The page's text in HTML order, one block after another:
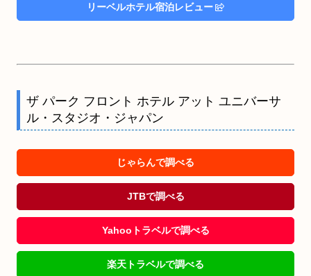
リーベルホテル宿泊レビュー
ザ パーク フロント ホテル アット ユニバーサ
ル・スタジオ・ジャパン
じゃらんで調べる
JTBで調べる
Yahooトラベルで調べる
楽天トラベルで調べる